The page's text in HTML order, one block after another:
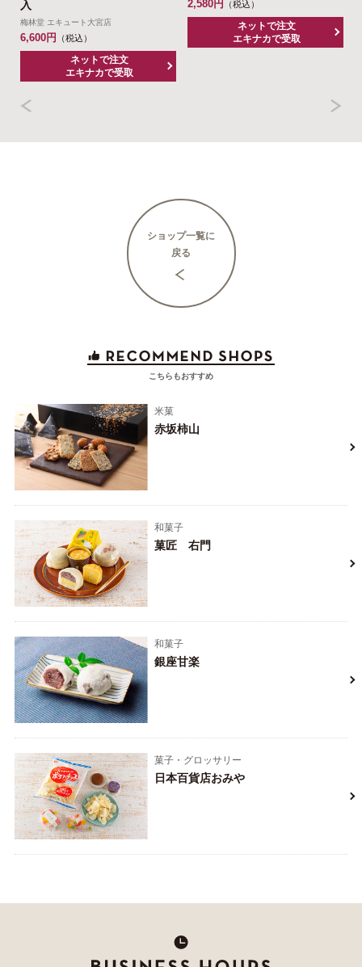
入
梅林堂 エキュート大宮店
6,600円 （税込）
ネットで注文
エキナカで受取
2,580円 （税込）
ネットで注文
エキナカで受取
ショップ一覧に
戻る
こちらもおすすめ
米菓
赤坂柿山
和菓子
菓匠 右門
和菓子
銀座甘楽
菓子・グロッサリー
日本百貨店おみや